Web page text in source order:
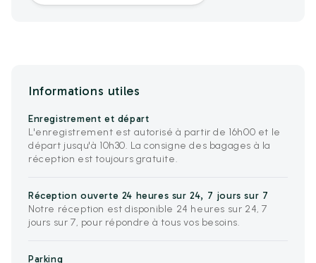
Informations utiles
Enregistrement et départ
L'enregistrement est autorisé à partir de 16h00 et le
départ jusqu'à 10h30. La consigne des bagages à la
réception est toujours gratuite.
Réception ouverte 24 heures sur 24, 7 jours sur 7
Notre réception est disponible 24 heures sur 24, 7
jours sur 7, pour répondre à tous vos besoins.
Parking